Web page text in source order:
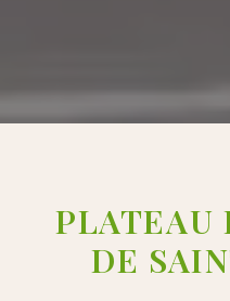
PLATEAU
DE